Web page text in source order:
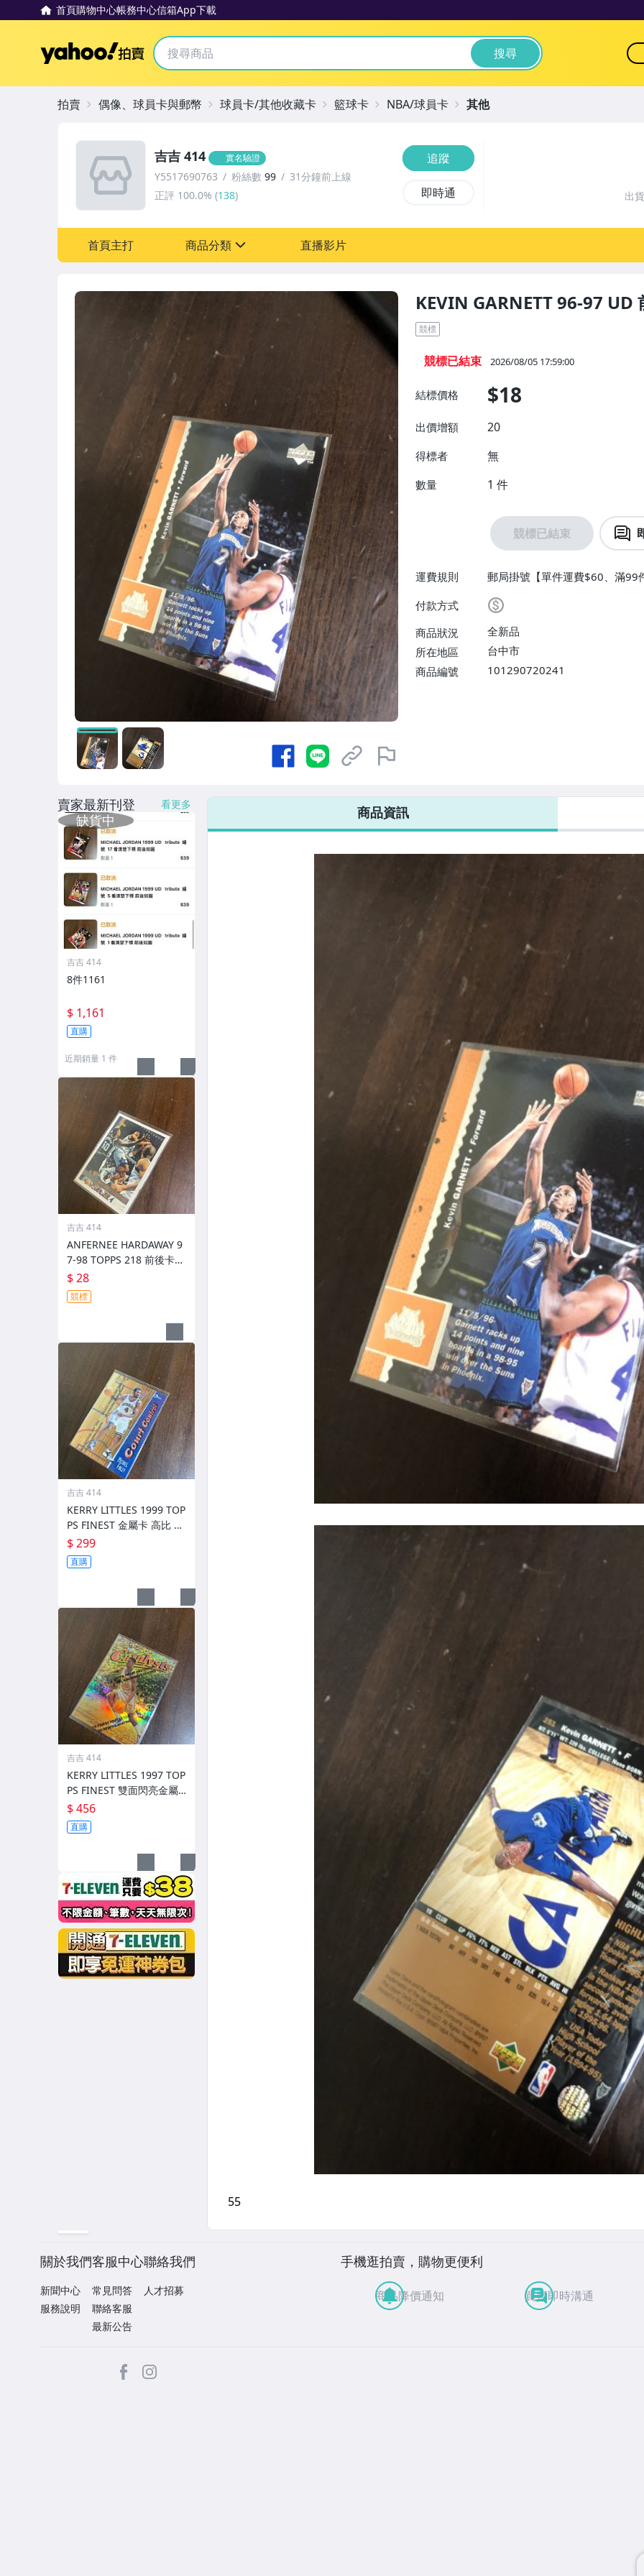
首頁購物中心帳務中心信箱App下載
Yahoo拍賣 搜尋
KEVIN GARNETT 96-97 UD
競標
競標已結束 2026/08/05 17:59:00
結標價格 $18
出價增額 20
得標者 無
數量 1 件
競標已結束
運費規則
郵局掛號【單件運費$60、滿99
付款方式
商品狀況
全新品
所在地區
台中市
商品編號
101290720241
吉吉 414 實名驗證
Y5517690763 粉絲數 99
31分鐘前上線
正評 100.0% (138)
追蹤
即時通 出
首頁主打 商品分類 直播影片
拍賣 偶像、球員卡與郵幣 球員卡/其他收藏卡 籃球卡 NBA/球員卡 其他
商品資訊
賣家最新刊登 看更多
吉吉 414
8件1161
$ 1,161
直購
近期銷量 1 件
吉吉 414
ANFERNEE HARDAWAY 9
7-98 TOPPS 218 前後卡況
如圖
$ 28
競標
吉吉 414
KERRY LITTLES 1999 TOP
PS FINEST 金屬卡 高比 限
010/750 前後如圖
$ 299
直購
吉吉 414
KERRY LITTLES 1997 TOP
PS FINEST 雙面閃亮金屬
卡高比 REF 限135/289 前
後如圖
$ 456
直購
關於我們
新聞中心
服務說明
客服中心
常見問答
聯絡客服
最新公告
聯絡我們
人才招募
手機逛拍賣，購物更便利
商品降價通知 買賣即時溝通
facebook